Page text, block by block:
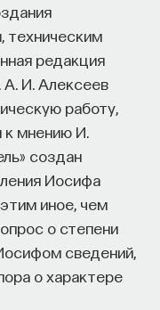
техническим
редакция
А. И. Алексеев
работу,
к мнению И.
создан
Иосифа
иное, чем
о степени
сведений,
о характере